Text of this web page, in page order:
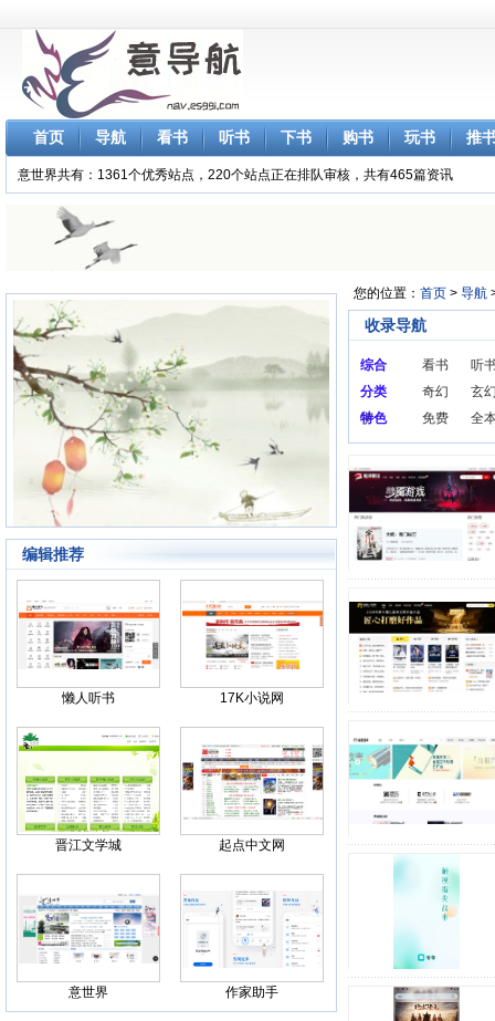
首页 导航 看书 听书 下书 购书 玩书 推
意世界共有：1361个优秀站点，220个站点正在排队审核，共有465篇资讯
编辑推荐
懒人听书 17K小说网
晋江文学城 起点中文网
意世界 作家助手
您的位置： 首页 > 导航
收录导航
综合 看书
听
分类
奇幻
玄
学
特色 免费 全